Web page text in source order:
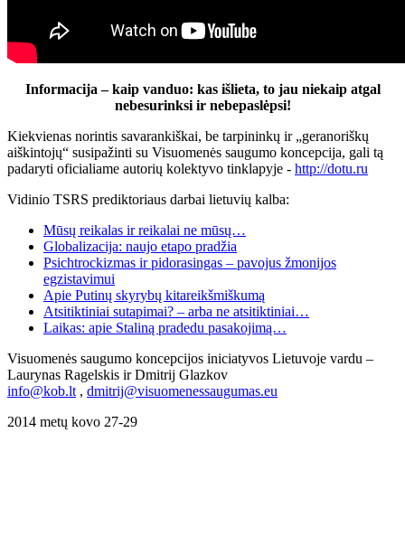
Informacija – kaip vanduo: kas išlieta, to jau niekaip atgal
nebesurinksi ir nebepaslėpsi!
Kiekvienas norintis savarankiškai, be tarpininkų ir „geranoriškų
aiškintojų“ susipažinti su Visuomenės saugumo koncepcija, gali tą
padaryti oficialiame autorių kolektyvo tinklapyje - http://dotu.ru
Vidinio TSRS prediktoriaus darbai lietuvių kalba:
Mūsų reikalas ir reikalai ne mūsų…
Globalizacija: naujo etapo pradžia
Psichtrockizmas ir pidorasingas – pavojus žmonijos
egzistavimui
Apie Putinų skyrybų kitareikšmiškumą
Atsitiktiniai sutapimai? – arba ne atsitiktiniai…
Laikas: apie Staliną pradedu pasakojimą…
Visuomenės saugumo koncepcijos iniciatyvos Lietuvoje vardu –
Laurynas Ragelskis ir Dmitrij Glazkov
info@kob.lt , dmitrij@visuomenessaugumas.eu
2014 metų kovo 27-29